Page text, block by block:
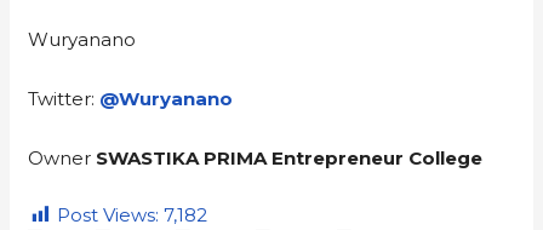
Wuryanano
Twitter: @Wuryanano
Owner SWASTIKA PRIMA Entrepreneur College
Post Views: 7,182